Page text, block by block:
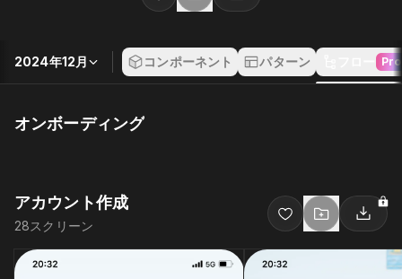
2024年12月 コンポーネント パターン Pro
オンボーディング
アカウント作成
28スクリーン